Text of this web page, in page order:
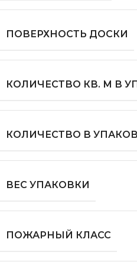
ПОВЕРХНОСТЬ ДОСКИ
КОЛИЧЕСТВО КВ. М В
КОЛИЧЕСТВО В
ВЕС УПАКОВКИ
ПОЖАРНЫЙ КЛАСС